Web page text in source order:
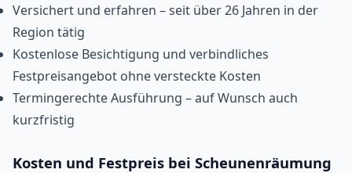
Versichert und erfahren – seit über 26 Jahren in der
Region tätig
Kostenlose Besichtigung und verbindliches
Festpreisangebot ohne versteckte Kosten
Termingerechte Ausführung – auf Wunsch auch
kurzfristig
Kosten und Festpreis bei Scheunenräumung